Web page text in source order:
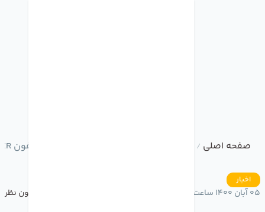
صفحه اصلی /
اخبار
05 آبان 1400 ساعت 19:57 بدون نظر